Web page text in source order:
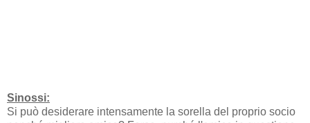
Sinossi:
Si può desiderare intensamente la sorella del proprio socio